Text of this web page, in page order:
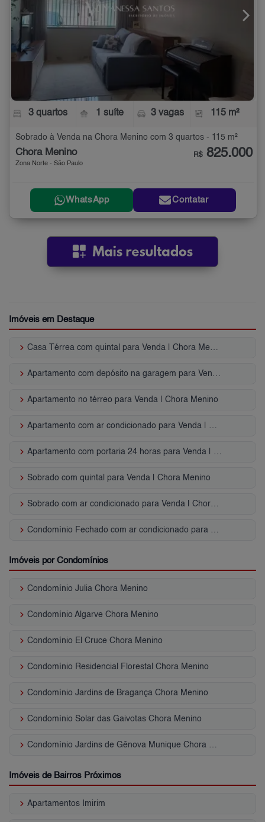
3 quartos 1 suíte 3 vagas 115 m²
Sobrado à Venda na Chora Menino com 3 quartos - 115 m²
Chora Menino
Zona Norte - São Paulo
R$ 825.000
WhatsApp Contatar
Imóveis em Destaque
keyboard_arrow_right Casa Térrea com quintal para Venda | Chora Menino
keyboard_arrow_right Apartamento com depósito na garagem para Venda | Chora Menino
keyboard_arrow_right Apartamento no térreo para Venda | Chora Menino
keyboard_arrow_right Apartamento com ar condicionado para Venda | Chora Menino
keyboard_arrow_right Apartamento com portaria 24 horas para Venda | Chora Menino
keyboard_arrow_right Sobrado com quintal para Venda | Chora Menino
keyboard_arrow_right Sobrado com ar condicionado para Venda | Chora Menino
keyboard_arrow_right Condomínio Fechado com ar condicionado para Venda | Chora Menino
Imóveis por Condomínios
keyboard_arrow_right Condomínio Julia Chora Menino
keyboard_arrow_right Condomínio Algarve Chora Menino
keyboard_arrow_right Condomínio El Cruce Chora Menino
keyboard_arrow_right Condomínio Residencial Florestal Chora Menino
keyboard_arrow_right Condomínio Jardins de Bragança Chora Menino
keyboard_arrow_right Condomínio Solar das Gaivotas Chora Menino
keyboard_arrow_right Condomínio Jardins de Gênova Munique Chora Menino
Imóveis de Bairros Próximos
keyboard_arrow_right Apartamentos Imirim